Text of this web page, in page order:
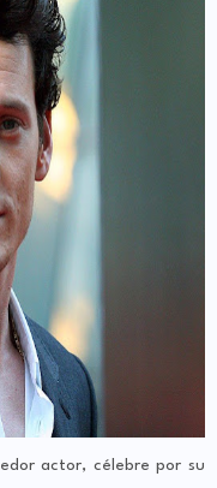
actor, célebre por su